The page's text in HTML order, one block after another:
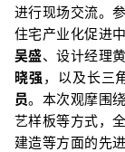
进行现场交流。
住宅产业化促进
吴盛、设计经理
晓强 ，以及长三
员。本次观摩围
艺样板等方式，
建造等方面的先